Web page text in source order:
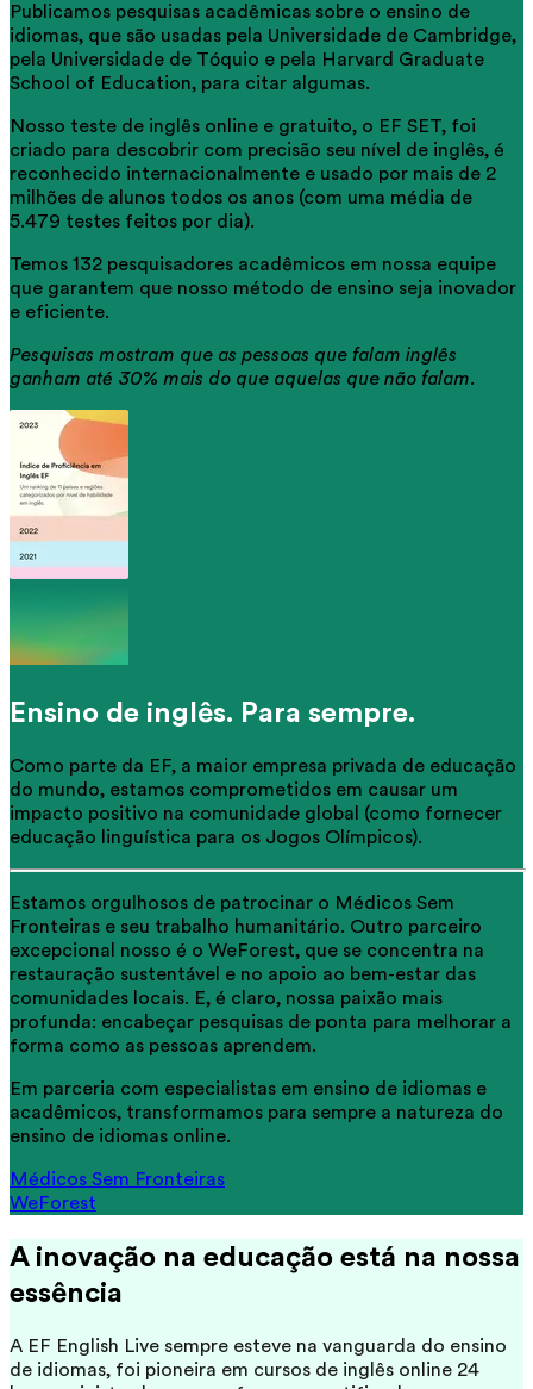
Publicamos pesquisas acadêmicas sobre o ensino de
idiomas, que são usadas pela Universidade de Cambridge,
pela Universidade de Tóquio e pela Harvard Graduate
School of Education, para citar algumas.
Nosso teste de inglês online e gratuito, o EF SET, foi
criado para descobrir com precisão seu nível de inglês, é
reconhecido internacionalmente e usado por mais de 2
milhões de alunos todos os anos (com uma média de
5.479 testes feitos por dia).
Temos 132 pesquisadores acadêmicos em nossa equipe
que garantem que nosso método de ensino seja inovador
e eficiente.
Pesquisas mostram que as pessoas que falam inglês
ganham até 30% mais do que aquelas que não falam.
Ensino de inglês. Para sempre.
Como parte da EF, a maior empresa privada de educação
do mundo, estamos comprometidos em causar um
impacto positivo na comunidade global (como fornecer
educação linguística para os Jogos Olímpicos).
Estamos orgulhosos de patrocinar o Médicos Sem
Fronteiras e seu trabalho humanitário. Outro parceiro
excepcional nosso é o WeForest, que se concentra na
restauração sustentável e no apoio ao bem-estar das
comunidades locais. E, é claro, nossa paixão mais
profunda: encabeçar pesquisas de ponta para melhorar a
forma como as pessoas aprendem.
Em parceria com especialistas em ensino de idiomas e
acadêmicos, transformamos para sempre a natureza do
ensino de idiomas online.
Médicos Sem Fronteiras
WeForest
A inovação na educação está na nossa
essência
A EF English Live sempre esteve na vanguarda do ensino
de idiomas, foi pioneira em cursos de inglês online 24